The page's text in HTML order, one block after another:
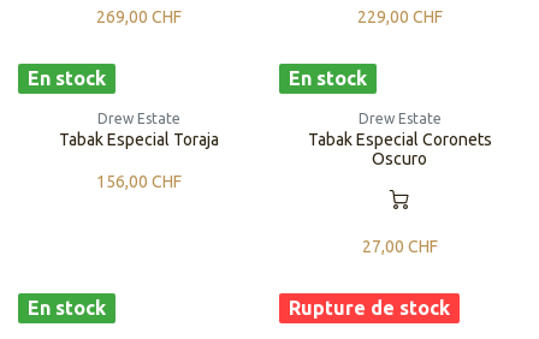
269,00 CHF 229,00 CHF
En stock
Drew Estate
Tabak Especial Toraja
156,00 CHF
En stock
Drew Estate
Tabak Especial Coronets
Oscuro
27,00 CHF
En stock Rupture de stock